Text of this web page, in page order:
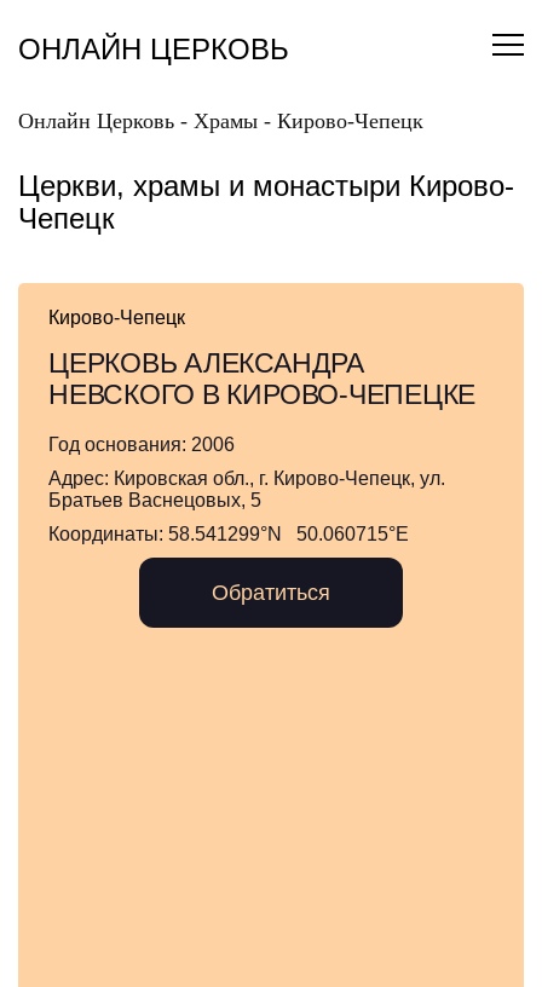
содержанию
ОНЛАЙН ЦЕРКОВЬ
Онлайн Церковь - Храмы - Кирово-Чепецк
Церкви, храмы и монастыри Кирово-
Чепецк
Кирово-Чепецк
ЦЕРКОВЬ АЛЕКСАНДРА
НЕВСКОГО В КИРОВО-ЧЕПЕЦКЕ
Год основания: 2006
Адрес: Кировская обл., г. Кирово-Чепецк, ул.
Братьев Васнецовых, 5
Координаты: 58.541299°N 50.060715°E
Обратиться